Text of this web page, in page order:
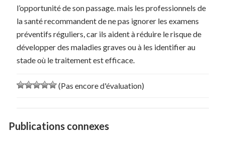
l’opportunité de son passage. mais les professionnels de
la santé recommandent de ne pas ignorer les examens
préventifs réguliers, car ils aident à réduire le risque de
développer des maladies graves ou à les identifier au
stade où le traitement est efficace.
(Pas encore d'évaluation)
Publications connexes